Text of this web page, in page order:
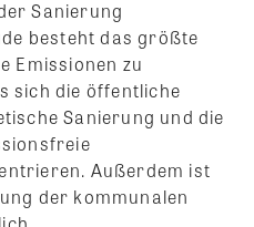
Sanierung
besteht das größte
Emissionen zu
sich die öffentliche
Sanierung und die
Außerdem ist
der kommunalen